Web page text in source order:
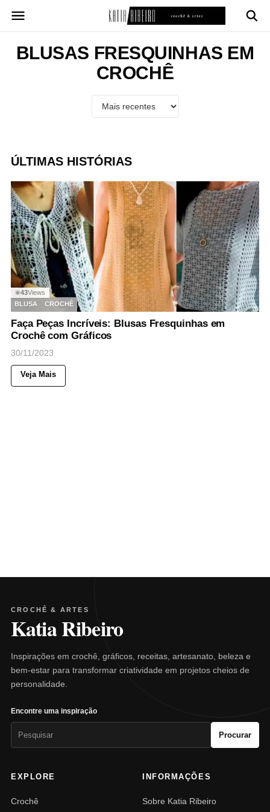
para
conteúdoBLUSAS FRESQUINHAS EM
CROCHÊ
ÚLTIMAS HISTÓRIAS
◉43Views
BLUSA
CROCHÊ
Faça Peças Incríveis: Blusas Fresquinhas em
Crochê com Gráficos
30/11/2023
Veja Mais
CROCHÊ & ARTES
Katia Ribeiro
Inspirações em crochê, gráficos, receitas, artesanato, beleza e
bem-estar para transformar criatividade em projetos cheios de
personalidade.
Encontre uma inspiração
Procurar
EXPLORE
Crochê
INFORMAÇÕES
Sobre Katia Ribeiro